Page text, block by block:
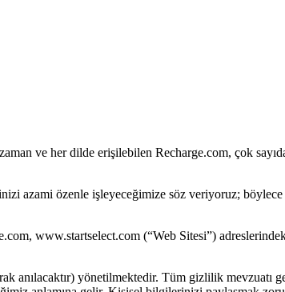
ve her dilde erişilebilen Recharge.com, çok
azami özenle işleyeceğimize söz veriyoruz;
www.startselect.com (“Web Sitesi”)
anılacaktır) yönetilmektedir. Tüm gizlilik